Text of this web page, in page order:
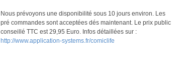
Nous prévoyons une disponibilité sous 10 jours environ. Les
pré commandes sont acceptées dés maintenant. Le prix public
conseillé TTC est 29,95 Euro. Infos détaillées sur :
http://www.application-systems.fr/comiclife